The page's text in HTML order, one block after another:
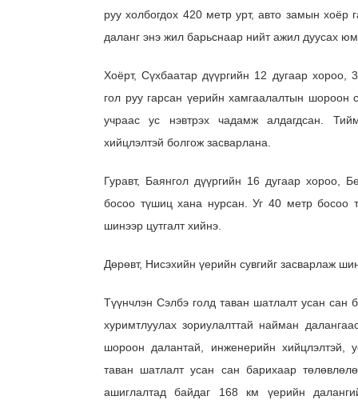
руу холбогдох 420 метр урт, авто замын хоёр
даланг энэ жил барьснаар нийт ажил дуусах
Хоёрт, Сүхбаатар дүүргийн 12 дугаар хороо,
гол руу гарсан үерийн хамгаалалтын шороон
учраас ус нэвтрэх чадамж алдагдсан.
хийцлэлтэй болгож засварлана.
Гуравт, Баянгол дүүргийн 16 дугаар хороо,
босоо түшиц хана нурсан. Уг 40 метр босоо
шинээр цутгалт хийнэ.
Дөрөвт, Нисэхийн үерийн сувгийг засварлаж
Түүнчлэн Сэлбэ голд таван шатлалт усан сан
хуримтлуулах зориулалттай найман
шороон далантай, инженерийн хийцлэлтэй,
таван шатлалт усан сан барихаар
ашиглалтад байдаг 168 км үерийн